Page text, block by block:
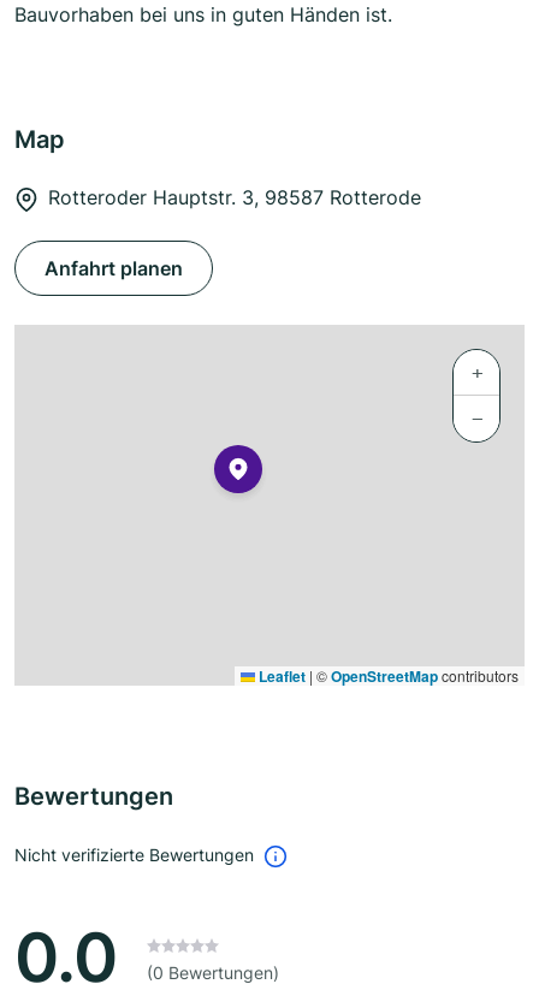
Bauvorhaben bei uns in guten Händen ist.
Map
Rotteroder Hauptstr. 3, 98587 Rotterode
Anfahrt planen
+
−
Leaflet | ©OpenStreetMapcontributors
Bewertungen
Nicht verifizierte Bewertungen
0.0 (0 Bewertungen)